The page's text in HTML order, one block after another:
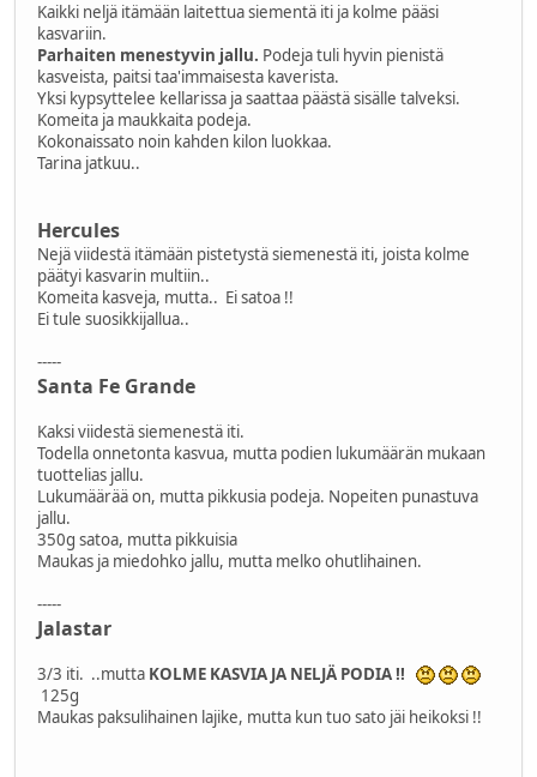
Kaikki neljä itämään laitettua siementä iti ja kolme pääsi
kasvariin.
Parhaiten menestyvin jallu. Podeja tuli hyvin pienistä
kasveista, paitsi taa'immaisesta kaverista.
Yksi kypsyttelee kellarissa ja saattaa päästä sisälle talveksi.
Komeita ja maukkaita podeja.
Kokonaissato noin kahden kilon luokkaa.
Tarina jatkuu..
Hercules
Nejä viidestä itämään pistetystä siemenestä iti, joista kolme
päätyi kasvarin multiin..
Komeita kasveja, mutta.. Ei satoa !!
Ei tule suosikkijallua..
-----
Santa Fe Grande
Kaksi viidestä siemenestä iti.
Todella onnetonta kasvua, mutta podien lukumäärän mukaan
tuottelias jallu.
Lukumäärää on, mutta pikkusia podeja. Nopeiten punastuva
jallu.
350g satoa, mutta pikkuisia
Maukas ja miedohko jallu, mutta melko ohutlihainen.
-----
Jalastar
3/3 iti. ..mutta KOLME KASVIA JA NELJÄ PODIA !!
125g
Maukas paksulihainen lajike, mutta kun tuo sato jäi heikoksi !!